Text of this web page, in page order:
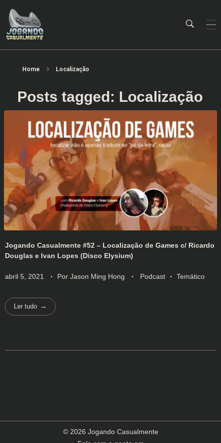
Home Localização
Posts tagged: Localização
Jogando Casualmente #52 – Localização de Games c/ Ricardo
Douglas e Ivan Lopes (Disco Elysium)
abril 5, 2021 Por Jason Ming Hong Podcast Temático
Ler tudo
© 2026 Jogando Casualmente